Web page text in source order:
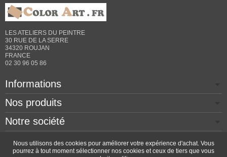
LES ATELIERS DU PEINTRE
30 RUE DE LA SERRE
34320 ROUJAN
FRANCE
02 30 96 05 86
Informations
Nos produits
Notre société
Contactez-nous
Nous utilisons des cookies pour améliorer votre expérience d'achat. Vous
pourrez à tout moment sélectionner nos cookies et ceux de tiers que vous